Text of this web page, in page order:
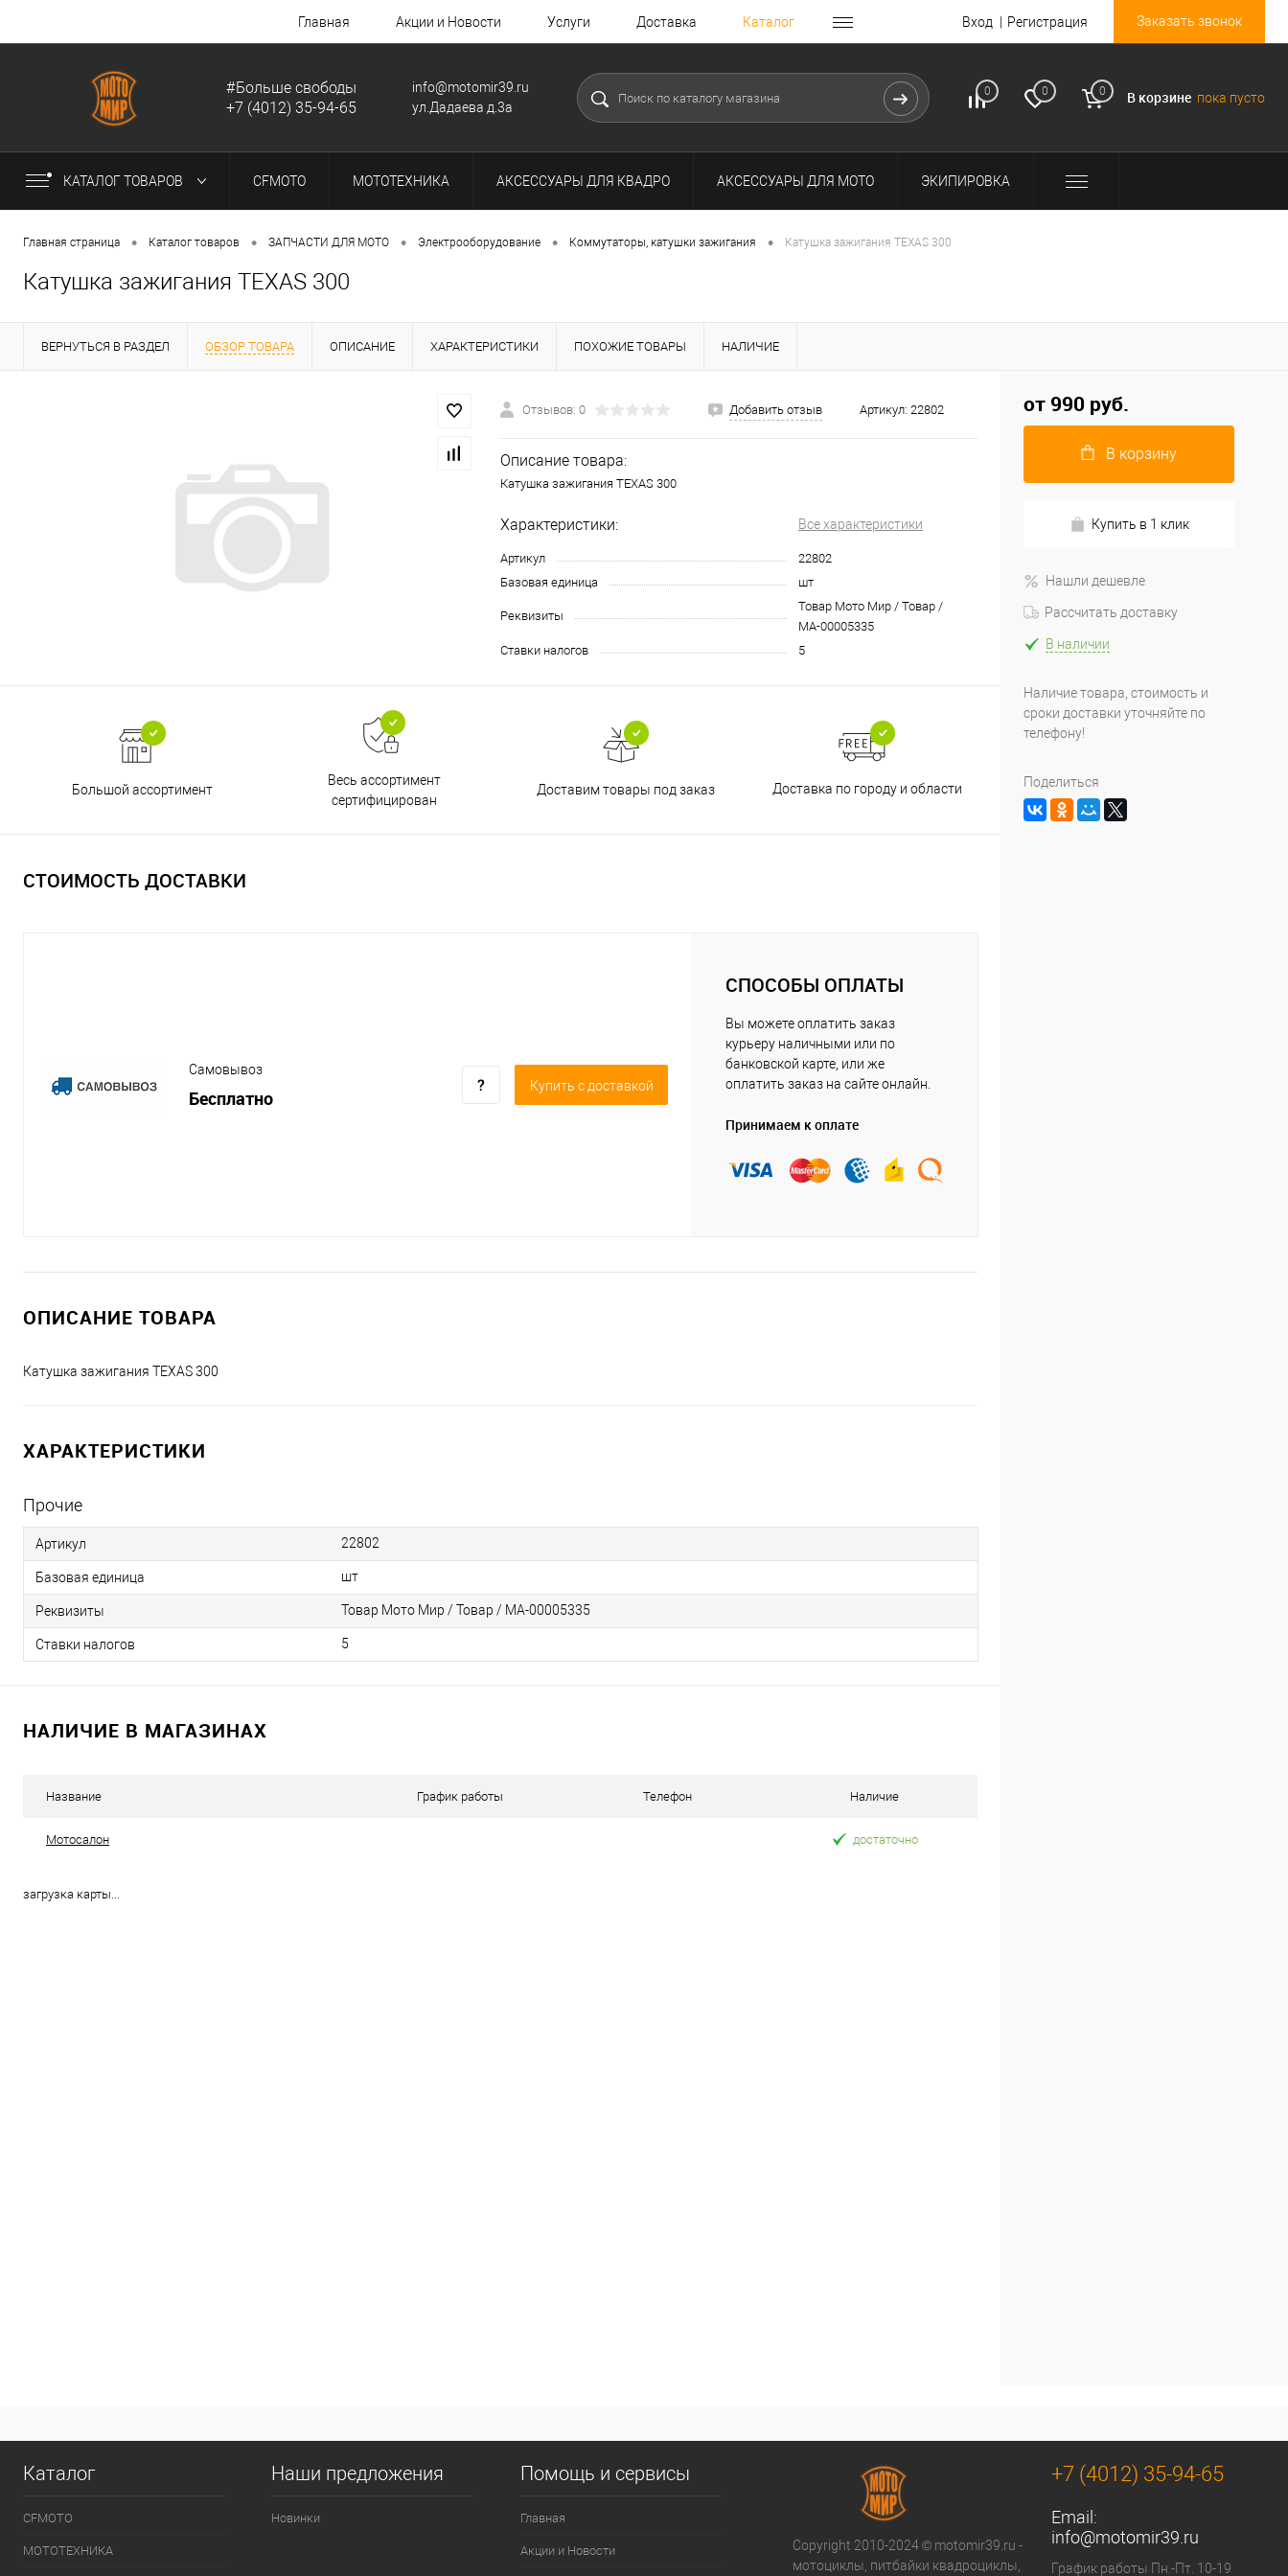
Главная Акции и Новости Услуги Доставка Каталог Вход Регистрация Заказать звонок
#Больше свободы
+7 (4012) 35-94-65
info@motomir39.ru
ул.Дадаева д.3а
0 0 0 В корзине пока пусто
КАТАЛОГ ТОВАРОВ CFMOTO МОТОТЕХНИКА АКСЕССУАРЫ ДЛЯ КВАДРО АКСЕССУАРЫ ДЛЯ МОТО ЭКИПИРОВКА
Главная страница • Каталог товаров • ЗАПЧАСТИ ДЛЯ МОТО • Электрооборудование • Коммутаторы, катушки зажигания • Катушка зажигания TEXAS 300
Катушка зажигания TEXAS 300
ВЕРНУТЬСЯ В РАЗДЕЛ ОБЗОР ТОВАРА ОПИСАНИЕ ХАРАКТЕРИСТИКИ ПОХОЖИЕ ТОВАРЫ НАЛИЧИЕ
Отзывов: 0 Добавить отзыв Артикул: 22802
Описание товара:
Катушка зажигания TEXAS 300
Характеристики: Все характеристики
Артикул
22802
Базовая единица
шт
Реквизиты
Товар Мото Мир / Товар /
МА-00005335
Ставки налогов
5
Большой ассортимент
Весь ассортимент
сертифицирован
Доставим товары под заказ Доставка по городу и области
Принимаем все способы
оплаты
СТОИМОСТЬ ДОСТАВКИ
Самовывоз
Бесплатно
Купить c доставкой
СПОСОБЫ ОПЛАТЫ
Вы можете оплатить заказ
курьеру наличными или по
банковской карте, или же
оплатить заказ на сайте онлайн.
Принимаем к оплате
ОПИСАНИЕ ТОВАРА
Катушка зажигания TEXAS 300
ХАРАКТЕРИСТИКИ
Прочие
Артикул 22802
Базовая единица шт
Реквизиты Товар Мото Мир / Товар / МА-00005335
Ставки налогов 5
НАЛИЧИЕ В МАГАЗИНАХ
Название График работы Телефон Наличие
Мотосалон достаточно
загрузка карты...
от 990 руб.
В корзину
Купить в 1 клик
Нашли дешевле
Рассчитать доставку
В наличии
Наличие товара, стоимость и
сроки доставки уточняйте по
телефону!
Поделиться
Каталог
CFMOTO
МОТОТЕХНИКА
Наши предложения
Новинки
Помощь и сервисы
Главная
Акции и Новости
Copyright 2010-2024 © motomir39.ru -
мотоциклы, питбайки квадроциклы,
+7 (4012) 35-94-65
Email:
info@motomir39.ru
График работы Пн.-Пт. 10-19